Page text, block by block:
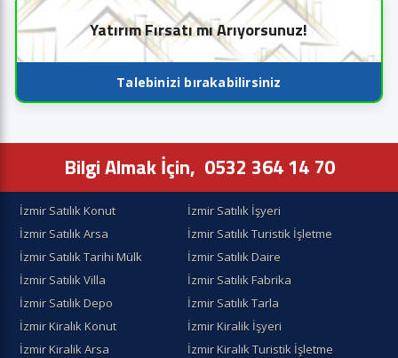
Yatırım Fırsatı mı Arıyorsunuz!
Talebinizi bırakabilirsiniz
Bilgi Almak İçin, 0532 364 14 70
İzmir Satılık Konut
İzmir Satılık İşyeri
İzmir Satılık Arsa
İzmir Satılık Turistik İşletme
İzmir Satılık Tarihi Mülk
İzmir Satılık Daire
İzmir Satılık Villa
İzmir Satılık Fabrika
İzmir Satılık Depo
İzmir Satılık Tarla
İzmir Kiralık Konut
İzmir Kiralik İşyeri
İzmir Kiralik Arsa
İzmir Kiralık Turistik İşletme